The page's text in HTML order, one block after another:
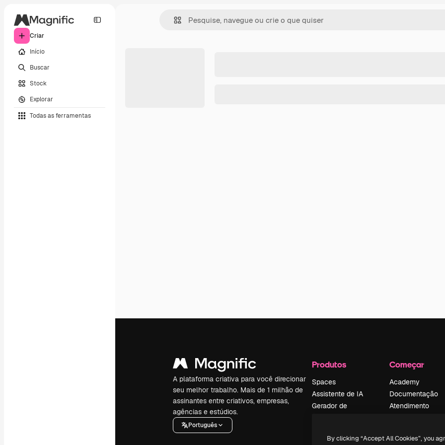
Criar
Início
Buscar
Stock
Explorar
Todas as ferramentas
A plataforma criativa para você direcionar
seu melhor trabalho. Mais de 1 milhão de
assinantes entre criativos, empresas,
agências e estúdios.
Português
Produtos
Spaces
Assistente de IA
Gerador de
Texto para voz
Começar
Academy
Documentação
Atendimento
Política de
By clicking “Accept All Cookies”, you